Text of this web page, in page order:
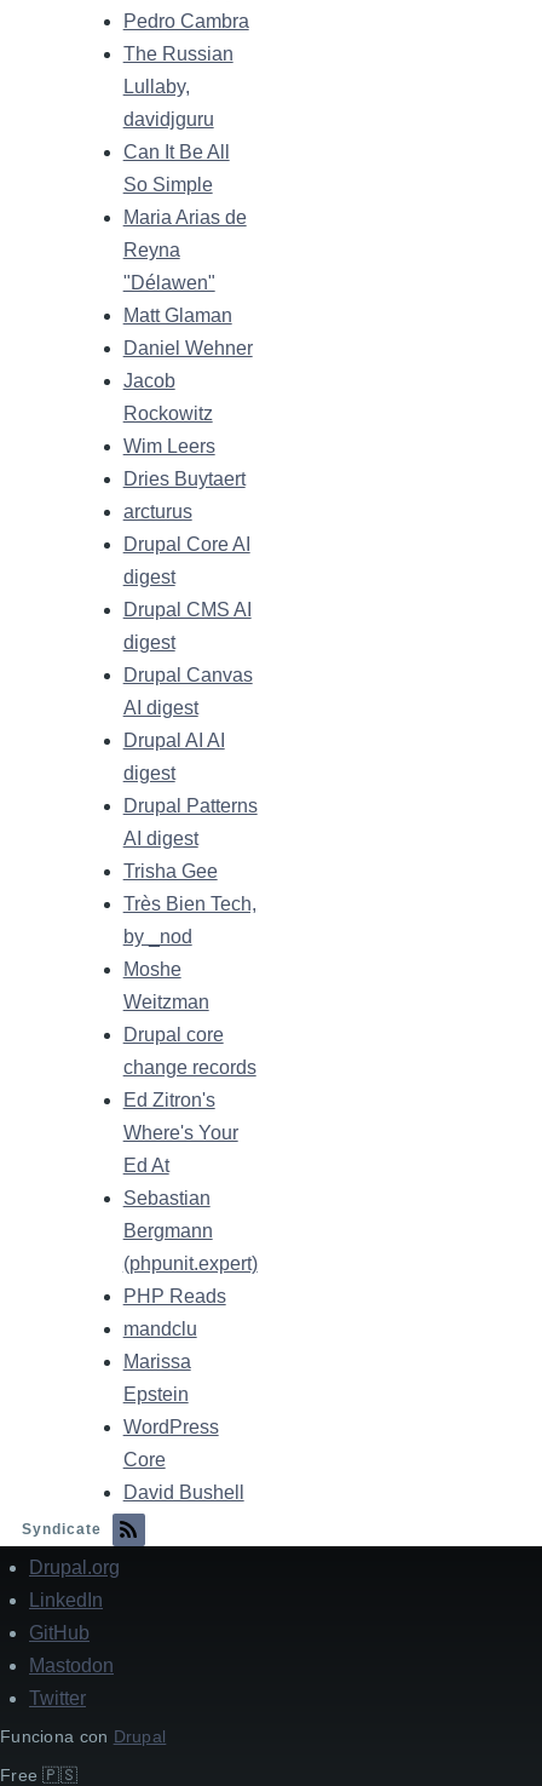
Pedro Cambra
The Russian
Lullaby,
davidjguru
Can It Be All
So Simple
Maria Arias de
Reyna
"Délawen"
Matt Glaman
Daniel Wehner
Jacob
Rockowitz
Wim Leers
Dries Buytaert
arcturus
Drupal Core AI
digest
Drupal CMS AI
digest
Drupal Canvas
AI digest
Drupal AI AI
digest
Drupal Patterns
AI digest
Trisha Gee
Très Bien Tech,
by _nod
Moshe
Weitzman
Drupal core
change records
Ed Zitron's
Where's Your
Ed At
Sebastian
Bergmann
(phpunit.expert)
PHP Reads
mandclu
Marissa
Epstein
WordPress
Core
David Bushell
Syndicate
Pie
de
Drupal.org
LinkedIn
GitHub
Mastodon
Twitter
Funciona con Drupal
Free 🇵🇸